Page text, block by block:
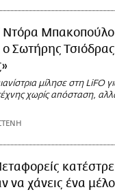
Ντόρα
Σωτήρης Τσιόδρας
μίλησε στη LiFO
χωρίς απόσταση,
να χάνεις ένα